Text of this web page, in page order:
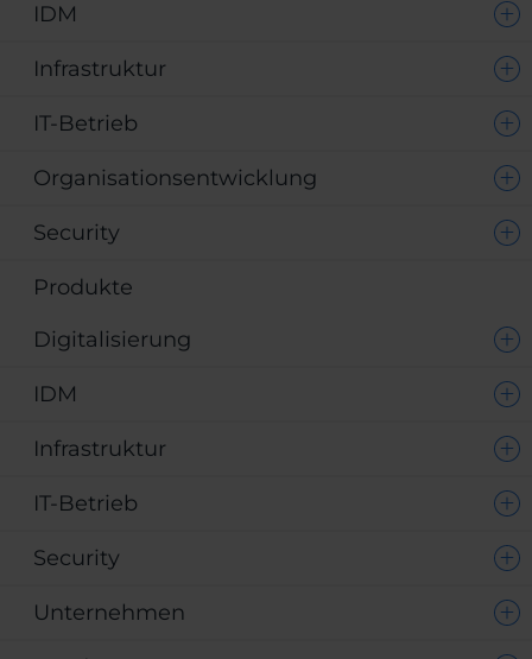
IDM
Infrastruktur
IT-Betrieb
Organisationsentwicklung
Security
Produkte
Digitalisierung
IDM
Infrastruktur
IT-Betrieb
Security
Unternehmen